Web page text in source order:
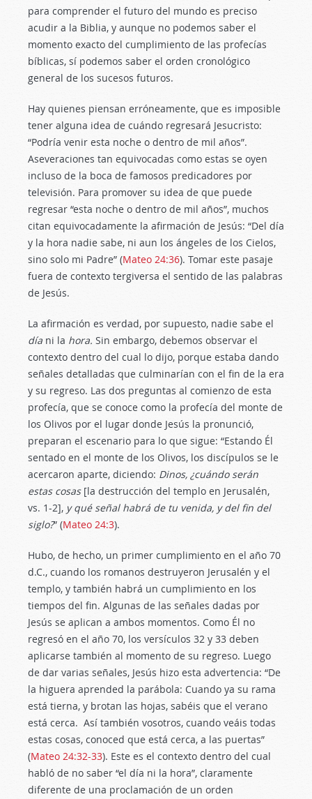
para comprender el futuro del mundo es preciso
acudir a la Biblia, y aunque no podemos saber el
momento exacto del cumplimiento de las profecías
bíblicas, sí podemos saber el orden cronológico
general de los sucesos futuros.
Hay quienes piensan erróneamente, que es imposible
tener alguna idea de cuándo regresará Jesucristo:
“Podría venir esta noche o dentro de mil años”.
Aseveraciones tan equivocadas como estas se oyen
incluso de la boca de famosos predicadores por
televisión. Para promover su idea de que puede
regresar “esta noche o dentro de mil años”, muchos
citan equivocadamente la afirmación de Jesús: “Del día
y la hora nadie sabe, ni aun los ángeles de los Cielos,
sino solo mi Padre” (Mateo 24:36). Tomar este pasaje
fuera de contexto tergiversa el sentido de las palabras
de Jesús.
La afirmación es verdad, por supuesto, nadie sabe el
día ni la hora. Sin embargo, debemos observar el
contexto dentro del cual lo dijo, porque estaba dando
señales detalladas que culminarían con el fin de la era
y su regreso. Las dos preguntas al comienzo de esta
profecía, que se conoce como la profecía del monte de
los Olivos por el lugar donde Jesús la pronunció,
preparan el escenario para lo que sigue: “Estando Él
sentado en el monte de los Olivos, los discípulos se le
acercaron aparte, diciendo: Dinos, ¿cuándo serán
estas cosas[la destrucción del templo en Jerusalén,
vs. 1-2], y qué señal habrá de tu venida, y del fin del
siglo?” (Mateo 24:3).
Hubo, de hecho, un primer cumplimiento en el año 70
d.C., cuando los romanos destruyeron Jerusalén y el
templo, y también habrá un cumplimiento en los
tiempos del fin. Algunas de las señales dadas por
Jesús se aplican a ambos momentos. Como Él no
regresó en el año 70, los versículos 32 y 33 deben
aplicarse también al momento de su regreso. Luego
de dar varias señales, Jesús hizo esta advertencia: “De
la higuera aprended la parábola: Cuando ya su rama
está tierna, y brotan las hojas, sabéis que el verano
está cerca. Así también vosotros, cuando veáis todas
estas cosas, conoced que está cerca, a las puertas”
(Mateo 24:32-33). Este es el contexto dentro del cual
habló de no saber “el día ni la hora”, claramente
diferente de una proclamación de un orden